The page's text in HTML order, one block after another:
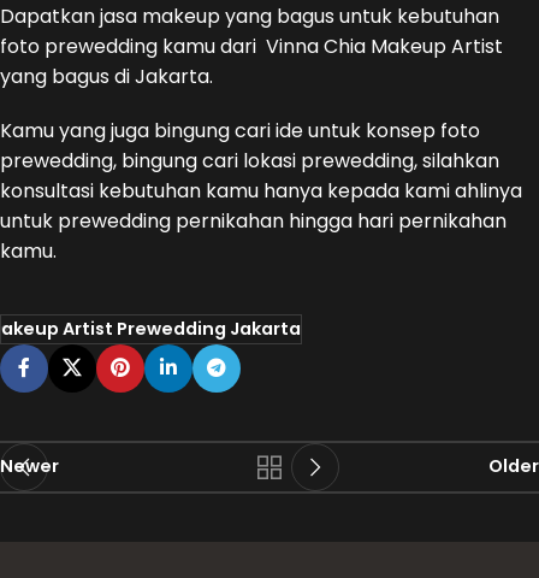
Dapatkan jasa makeup yang bagus untuk kebutuhan
foto prewedding kamu dari Vinna Chia Makeup Artist
yang bagus di Jakarta.
Kamu yang juga bingung cari ide untuk konsep foto
prewedding, bingung cari lokasi prewedding, silahkan
konsultasi kebutuhan kamu hanya kepada kami ahlinya
untuk prewedding pernikahan hingga hari pernikahan
kamu.
akeup Artist Prewedding Jakarta
Newer Older